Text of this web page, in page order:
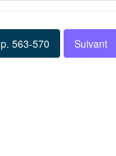
p. 563-570 Suivant